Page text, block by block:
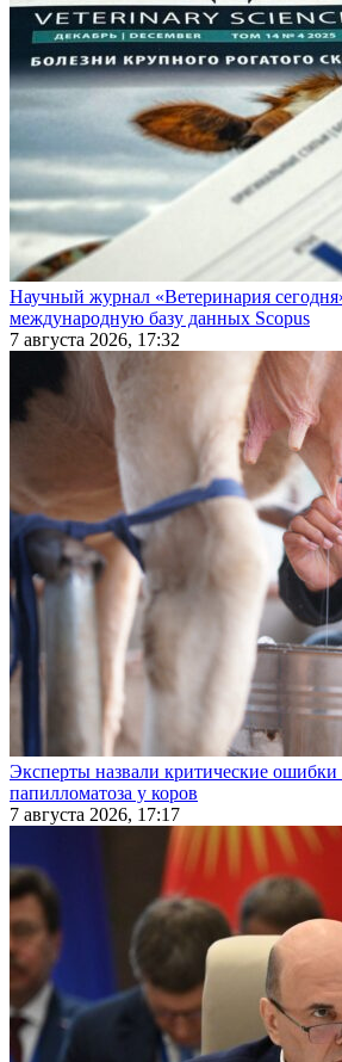
Научный журнал «Ветеринария
международную базу данных Scopus
7 августа 2026, 17:32
Эксперты назвали критические
папилломатоза у коров
7 августа 2026, 17:17